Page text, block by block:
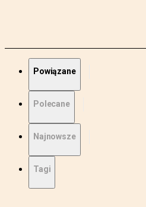
Powiązane
Polecane
Najnowsze
Tagi